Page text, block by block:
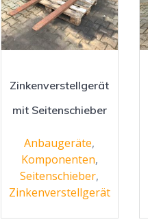
Zinkenverstellgerät
mit Seitenschieber
Anbaugeräte,
Komponenten,
Seitenschieber,
Zinkenverstellgerät